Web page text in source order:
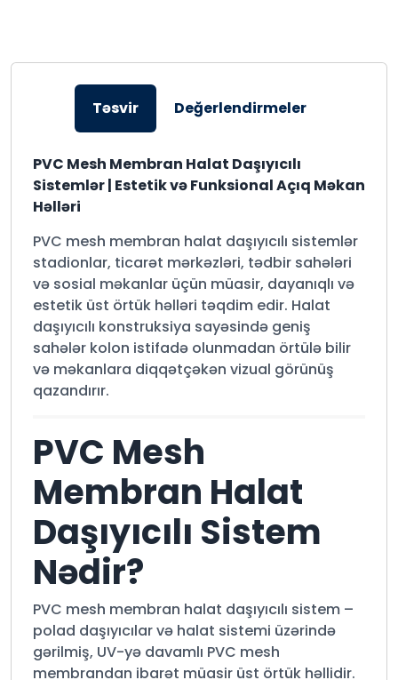
Təsvir Değerlendirmeler
PVC Mesh Membran Halat Daşıyıcılı
Sistemlər | Estetik və Funksional Açıq Məkan
Həlləri
PVC mesh membran halat daşıyıcılı sistemlər
stadionlar, ticarət mərkəzləri, tədbir sahələri
və sosial məkanlar üçün müasir, dayanıqlı və
estetik üst örtük həlləri təqdim edir. Halat
daşıyıcılı konstruksiya sayəsində geniş
sahələr kolon istifadə olunmadan örtülə bilir
və məkanlara diqqətçəkən vizual görünüş
qazandırır.
PVC Mesh
Membran Halat
Daşıyıcılı Sistem
Nədir?
PVC mesh membran halat daşıyıcılı sistem –
polad daşıyıcılar və halat sistemi üzərində
gərilmiş, UV-yə davamlı PVC mesh
membrandan ibarət müasir üst örtük həllidir.